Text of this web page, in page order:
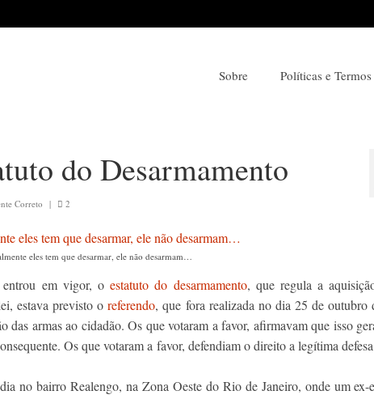
Sobre Políticas e Termos
do Desarmamento
Correto | 2
eles tem que desarmar, ele não desarmam…
entrou em vigor, oestatuto do desarmamento, que regula a
estava previsto oreferendo, que fora realizada no dia 25 de outubro
armas ao cidadão. Os que votaram a favor, afirmavam que isso
Os que votaram a favor, defendiam o direito a legítima
no bairro Realengo, na Zona Oeste do Rio de Janeiro, onde um ex-